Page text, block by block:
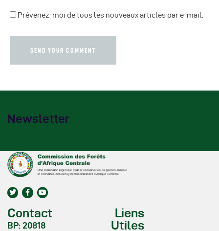
Prévenez-moi de tous les nouveaux articles par e-mail.
Newsletter
Contact
BP: 20818
Liens
Utiles